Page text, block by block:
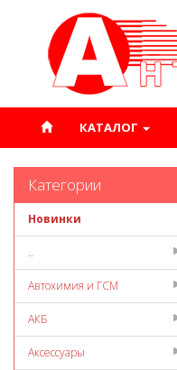
КАТАЛОГ
Категории
Новинки
..
Автохимия и ГСМ
АКБ
Аксессуары